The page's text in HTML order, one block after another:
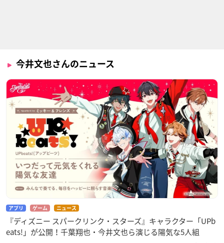
今井文也さんのニュース
アプリ ゲーム ニュース
『ディズニー スパークリンク・スターズ』キャラクター「UPb
eats!」が公開！千葉翔也・今井文也ら演じる陽気な5人組